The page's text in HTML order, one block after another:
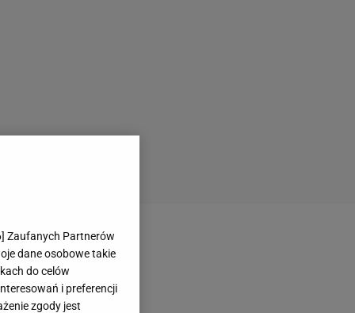
] Zaufanych Partnerów
dane osobowe takie
do celów
i preferencji
zgody jest